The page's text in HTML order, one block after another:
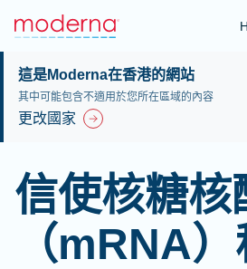
這是Moderna在香港的網站
其中可能包含不適用於您所在區域的內容
更改國家
信使核糖核
（mRNA